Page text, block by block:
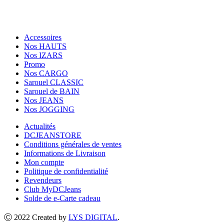
Accessoires
Nos HAUTS
Nos IZARS
Promo
Nos CARGO
Sarouel CLASSIC
Sarouel de BAIN
Nos JEANS
Nos JOGGING
Actualités
DCJEANSTORE
Conditions générales de ventes
Informations de Livraison
Mon compte
Politique de confidentialité
Revendeurs
Club MyDCJeans
Solde de e-Carte cadeau
Ⓒ 2022 Created by LYS DIGITAL.